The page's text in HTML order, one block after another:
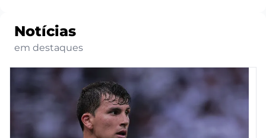
Notícias
em destaques